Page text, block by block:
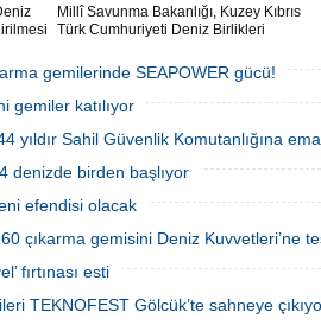
Millî Savunma Bakanlığı, Kuzey Kıbrıs
Türk Cumhuriyeti Deniz Birlikleri
kapasitesinin artırılması kapsamında
Güvenlik Kuvvetleri Komutanlığı
personeline liman ve seyir/gemicilik
eğitimleri verildiğini açıkladı
gemilerinde SEAPOWER gücü!
gemiler katılıyor
yıldır Sahil Güvenlik Komutanlığına
denizde birden başlıyor
efendisi olacak
çıkarma gemisini Deniz Kuvvetleri’ne
fırtınası esti
TEKNOFEST Gölcük’te sahneye